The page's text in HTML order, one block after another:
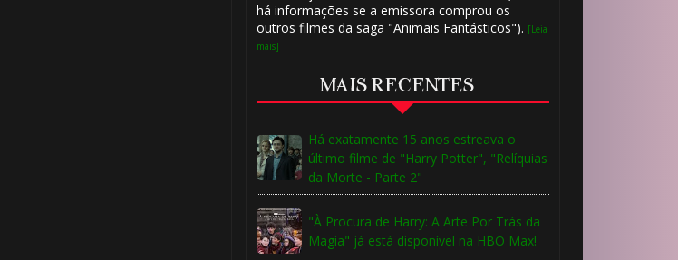
há informações se a emissora comprou os
outros filmes da saga "Animais Fantásticos"). [Leia
mais]
MAIS RECENTES
Há exatamente 15 anos estreava o
último filme de "Harry Potter", "Relíquias
da Morte - Parte 2"
"À Procura de Harry: A Arte Por Trás da
Magia" já está disponível na HBO Max!